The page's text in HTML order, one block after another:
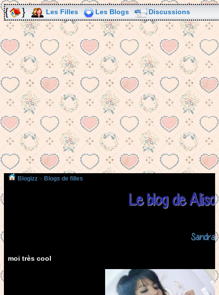
Les Filles Les Blogs Discussions
Blogizz » Blogs de filles
Le blog de
Sandra
moi très cool